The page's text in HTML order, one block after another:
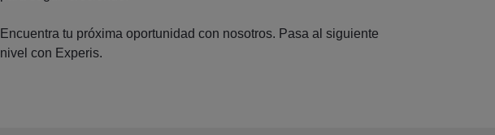
Encuentra tu próxima oportunidad con nosotros. Pasa al siguiente
nivel con Experis.